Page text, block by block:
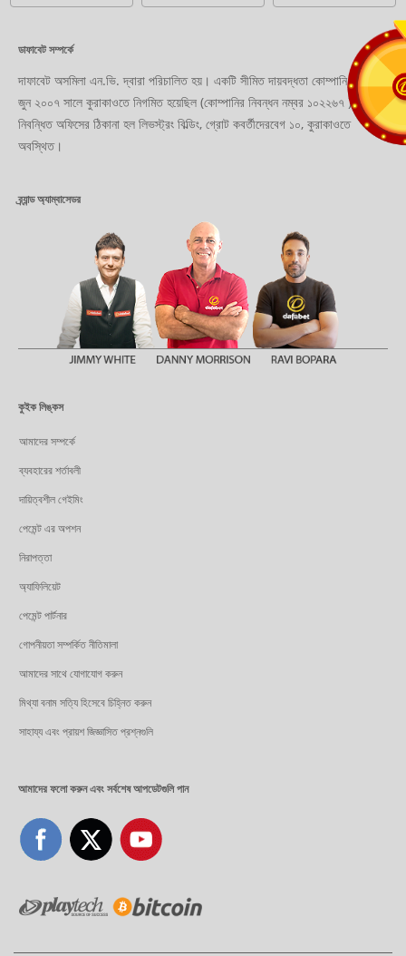
ডাফাবেট সম্পর্কে
দাফাবেট অসমিলা এন.ভি. দ্বারা পরিচালিত হয়। একটি সীমিত দায়বদ্ধতা কোম্পানি যা ২৮
জুন ২০০৭ সালে কুরাকাওতে নিগমিত হয়েছিল (কোম্পানির নিবন্ধন নম্বর ১০২২৬৭ )।
নিবন্ধিত অফিসের ঠিকানা হল লিভস্ট্রং বিল্ডিং, গ্রোট কবর্তীদেরবেগ ১০, কুরাকাওতে
অবস্থিত।
ব্র্যান্ড অ্যাম্বাসেডর
কুইক লিঙ্কস
আমাদের সম্পর্কে
ব্যবহারের শর্তাবলী
দায়িত্বশীল গেইমিং
পেমেন্ট এর অপশন
নিরাপত্তা
অ্যাফিলিয়েট
পেমেন্ট পার্টনার
গোপনীয়তা সম্পর্কিত নীতিমালা
আমাদের সাথে যোগাযোগ করুন
মিথ্যা বনাম সত্যি হিসেবে চিহ্নিত করুন
সাহায্য এবং প্রায়শ জিজ্ঞাসিত প্রশ্নগুলি
আমাদের ফলো করুন এবং সর্বশেষ আপডেটগুলি পান